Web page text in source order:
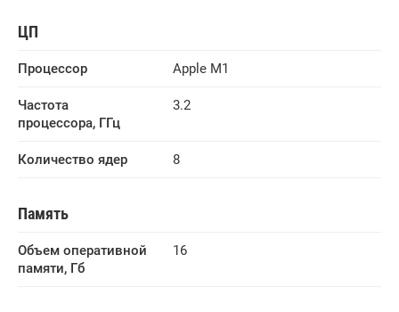
ЦП
Процессор Apple M1
Частота
процессора, ГГц
3.2
Количество ядер 8
Память
Объем оперативной
памяти, Гб
16